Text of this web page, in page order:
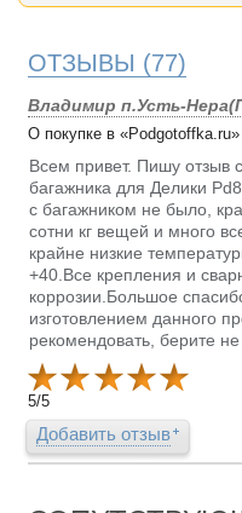
ОТЗЫВЫ (77)
Владимир п.Усть-
О покупке в «Podgotoffka.ru»
Всем привет. Пишу отзыв
багажника для Делики
с багажником не было,
сотни кг вещей и много
крайне низкие
+40.Все крепления и
коррозии.Большое
изготовлением данного
рекомендовать, берите
5/5
Добавить отзыв